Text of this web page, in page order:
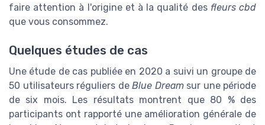
faire attention à l'origine et à la qualité des fleurs cbd
que vous consommez.
Quelques études de cas
Une étude de cas publiée en 2020 a suivi un groupe de
50 utilisateurs réguliers de Blue Dreamsur une période
de six mois. Les résultats montrent que 80 % des
participants ont rapporté une amélioration générale de